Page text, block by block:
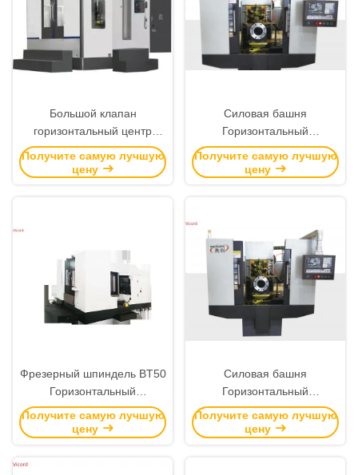
Большой клапан
горизонтальный центр
обработки
высокоскоростной ЦРУ с U-
Получите самую лучшую
цену
Силовая башня
Горизонтальный
обрабатывающий центр /
Hmc фрезерная машина
Получите самую лучшую
цену
Фрезерный шпиндель BT50
Горизонтальный
обрабатывающий центр
25000KG YCWJ-1200
Получите самую лучшую
цену
Силовая башня
Горизонтальный
обрабатывающий центр
1500 р/мин 1,6 кВт
Получите самую лучшую
цену